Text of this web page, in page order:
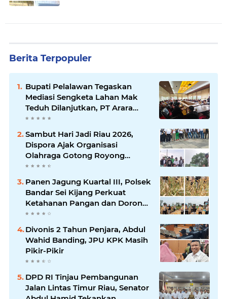
Berita Terpopuler
Bupati Pelalawan Tegaskan
Mediasi Sengketa Lahan Mak
Teduh Dilanjutkan, PT Arara
Abadi Diminta Hadir pada
Pertemuan Berikutnya
Sambut Hari Jadi Riau 2026,
Dispora Ajak Organisasi
Olahraga Gotong Royong
Percantik Stadion Utama Riau
Panen Jagung Kuartal III, Polsek
Bandar Sei Kijang Perkuat
Ketahanan Pangan dan Dorong
Produktivitas Petani
Divonis 2 Tahun Penjara, Abdul
Wahid Banding, JPU KPK Masih
Pikir-Pikir
DPD RI Tinjau Pembangunan
Jalan Lintas Timur Riau, Senator